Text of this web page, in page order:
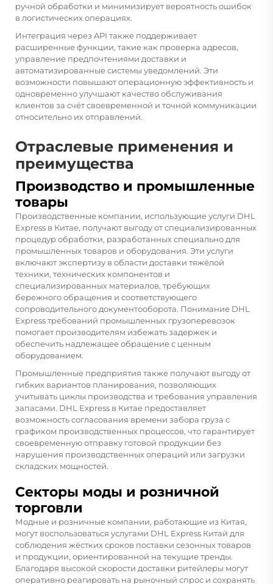
ручной обработки и минимизирует вероятность ошибок
в логистических операциях.
Интеграция через API также поддерживает
расширенные функции, такие как проверка адресов,
управление предпочтениями доставки и
автоматизированные системы уведомлений. Эти
возможности повышают операционную эффективность и
одновременно улучшают качество обслуживания
клиентов за счёт своевременной и точной коммуникации
относительно их отправлений.
Отраслевые применения и
преимущества
Производство и промышленные
товары
Производственные компании, использующие услуги DHL
Express в Китае, получают выгоду от специализированных
процедур обработки, разработанных специально для
промышленных товаров и оборудования. Эти услуги
включают экспертизу в области доставки тяжёлой
техники, технических компонентов и
специализированных материалов, требующих
бережного обращения и соответствующего
сопроводительного документооборота. Понимание DHL
Express требований промышленных грузоперевозок
помогает производителям избежать задержек и
обеспечить надлежащее обращение с ценным
оборудованием.
Промышленные предприятия также получают выгоду от
гибких вариантов планирования, позволяющих
учитывать циклы производства и требования управления
запасами. DHL Express в Китае предоставляет
возможность согласования времени забора груза с
графиком производственных процессов, что гарантирует
своевременную отправку готовой продукции без
нарушения производственных операций или загрузки
складских мощностей.
Секторы моды и розничной
торговли
Модные и розничные компании, работающие из Китая,
могут воспользоваться услугами DHL Express Китай для
соблюдения жёстких сроков поставки сезонных товаров
и продукции, ориентированной на текущие тренды.
Благодаря высокой скорости доставки ритейлеры могут
оперативно реагировать на рыночный спрос и сохранять